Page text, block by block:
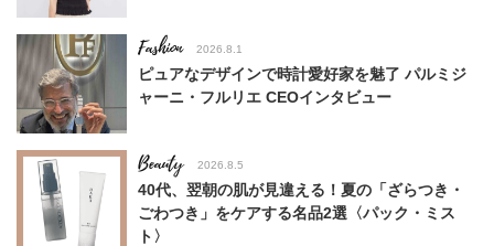
Fashion 2026.8.1
ピュアなデザインで時計愛好家を魅了 パルミジ
ャーニ・フルリエ CEOインタビュー
Beauty 2026.8.5
40代、翌朝の肌が見違える！夏の「ざらつき・
ごわつき」をケアする名品2選〈パック・ミス
ト〉